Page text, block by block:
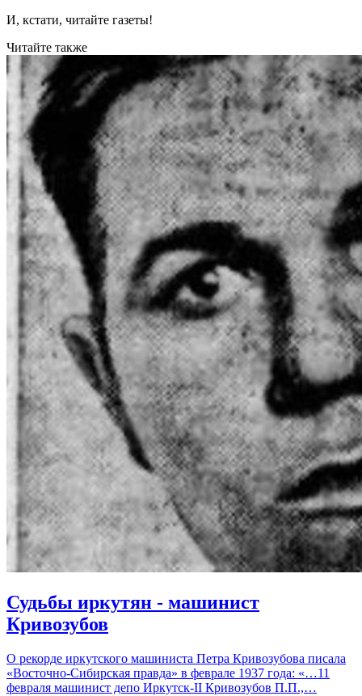
И, кстати, читайте газеты!
Читайте также
Судьбы иркутян - машинист
Кривозубов
О рекорде иркутского машиниста Петра Кривозубова писала
«Восточно-Сибирская правда» в феврале 1937 года: «…11
февраля машинист депо Иркутск-II Кривозубов П.П.,…